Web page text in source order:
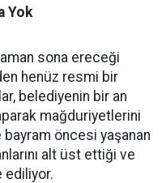
Yok
sona ereceği
henüz resmi bir
belediyenin bir an
mağduriyetlerini
öncesi yaşanan
alt üst ettiği ve
ediliyor.